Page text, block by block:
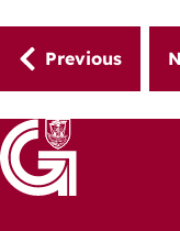
Guides
navigation
Previous